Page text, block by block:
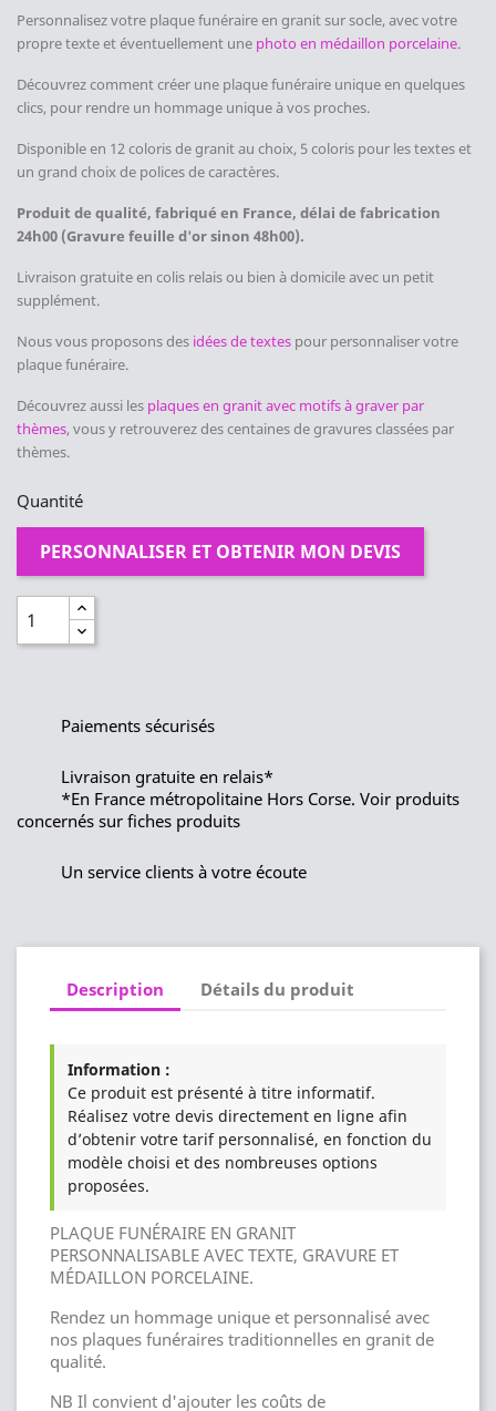
Personnalisez votre plaque funéraire en granit sur socle, avec votre
propre texte et éventuellement une photo en médaillon porcelaine.
Découvrez comment créer une plaque funéraire unique en quelques
clics, pour rendre un hommage unique à vos proches.
Disponible en 12 coloris de granit au choix, 5 coloris pour les textes et
un grand choix de polices de caractères.
Produit de qualité, fabriqué en France, délai de fabrication
24h00 (Gravure feuille d'or sinon 48h00).
Livraison gratuite en colis relais ou bien à domicile avec un petit
supplément.
Nous vous proposons des idées de textes pour personnaliser votre
plaque funéraire.
Découvrez aussi les plaques en granit avec motifs à graver par
thèmes, vous y retrouverez des centaines de gravures classées par
thèmes.
Quantité
PERSONNALISER ET OBTENIR MON DEVIS
Paiements sécurisés
Livraison gratuite en relais*
*En France métropolitaine Hors Corse. Voir produits
concernés sur fiches produits
Un service clients à votre écoute
Description Détails du produit
Information :
Ce produit est présenté à titre informatif.
Réalisez votre devis directement en ligne afin
d’obtenir votre tarif personnalisé, en fonction du
modèle choisi et des nombreuses options
proposées.
PLAQUE FUNÉRAIRE EN GRANIT
PERSONNALISABLE AVEC TEXTE, GRAVURE ET
MÉDAILLON PORCELAINE.
Rendez un hommage unique et personnalisé avec
nos plaques funéraires traditionnelles en granit de
qualité.
NB Il convient d'ajouter les coûts de